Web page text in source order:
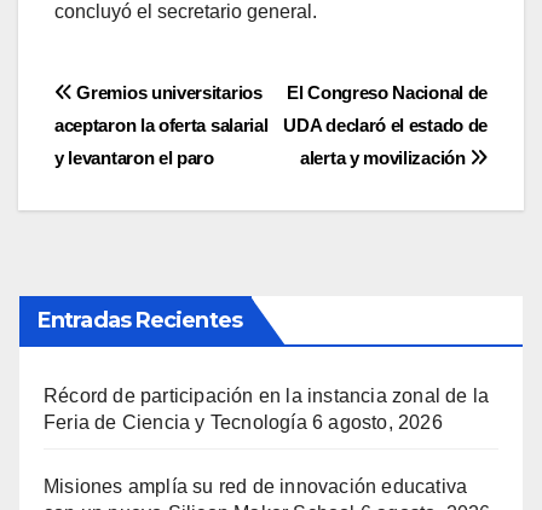
concluyó el secretario general.
Navegación
de
entradas
El Congreso Nacional de
UDA declaró el estado de
alerta y movilización
Gremios universitarios
aceptaron la oferta salarial
y levantaron el paro
Entradas Recientes
Récord de participación en la instancia zonal de la
Feria de Ciencia y Tecnología 6 agosto, 2026
Misiones amplía su red de innovación educativa